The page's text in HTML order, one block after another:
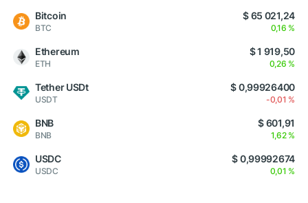
Bitcoin
BTC
$ 65 021,24
0,16 %
Ethereum
ETH
$ 1 919,50
0,26 %
Tether USDt
USDT
$ 0,99926400
-0,01 %
BNB
BNB
$ 601,91
1,62 %
USDC
USDC
$ 0,99992674
0,01 %